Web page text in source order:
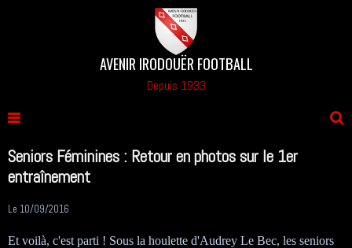
AVENIR IRODOUËR FOOTBALL
Depuis 1933
Seniors Féminines : Retour en photos sur le 1er
entraînement
Le 10/09/2016
Et voilà, c'est parti ! Sous la houlette d'Audrey Le Bec, les seniors